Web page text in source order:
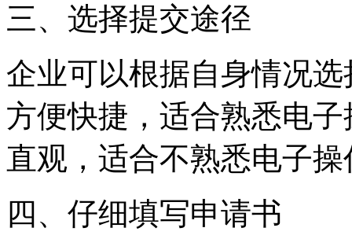
三、选择提交途径
企业可以根据自身情况
方便快捷，适合熟悉电
直观，适合不熟悉电子
四、仔细填写申请书